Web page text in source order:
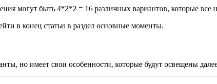
могут быть 4*2*2 = 16 различных вариантов, которые все
в конец статьи в раздел основные моменты.
но имеет свои особенности, которые будут освещены